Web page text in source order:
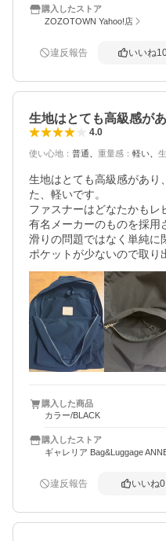
ん。が、少しスライダーの
く問題にならないくらい気
購入したストア
ZOZOTOWN Yahoo!店
違反報告 いいね
生地はとても高級感が
4.0
使い心地 ： 普通 重量感 ： 軽い
生地はとても高級感があり
た、軽いです。
ファスナーはどなたかもレ
有名メーカーのものを採用
滑りの問題ではなく単純に
ポケットが少ないので取り
できればこのサイズにもペ
ットなど中にもあるとあり
外についているとイヤホン
さらにいいかと思います。
とはいえ、片肩に背負った
ザインは良いなと思ってい
購入した商品
カラー/BLACK
購入したストア
ギャレリア Bag&Luggage
違反報告 いいね0